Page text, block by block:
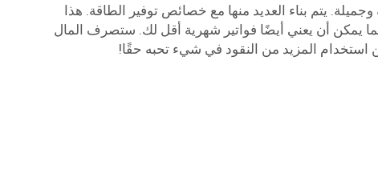
يتم بناء العديد منها مع خصائص توفير الطاقة. هذا
مما يمكن أن يعني أيضًا فواتير شهرية أقل لك. ستصرف المال
استخدام المزيد من النقود في شيء تحبه حقًا!